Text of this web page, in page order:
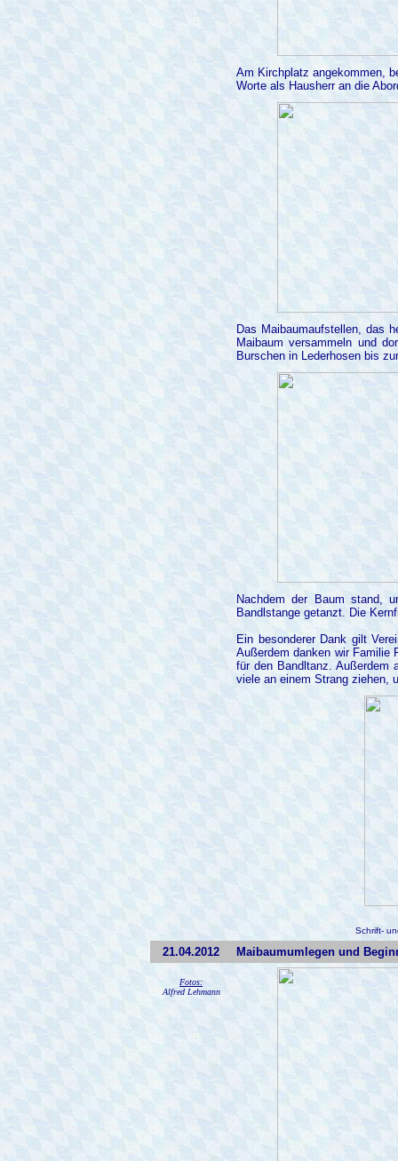
Am Kirchplatz angekommen,
Worte als Hausherr an die
Das Maibaumaufstellen, das
Maibaum versammeln und
Burschen in Lederhosen bis
Nachdem der Baum stand,
Bandlstange getanzt. Die
Ein besonderer Dank gilt
Außerdem danken wir Familie
für den Bandltanz. Außerdem
viele an einem Strang ziehen,
Schrift-
21.04.2012 Maibaumumlegen und
Fotos:
Alfred Lehmann